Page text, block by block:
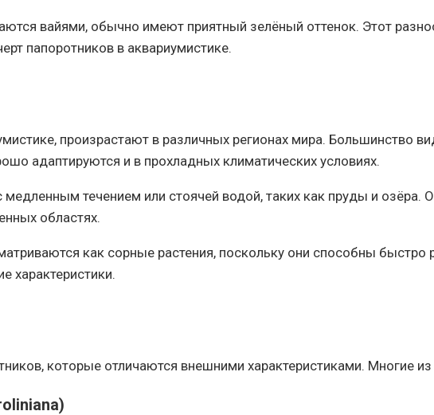
вайями, обычно имеют приятный зелёный оттенок. Этот
папоротников в аквариумистике.
произрастают в различных регионах мира. Большинство
адаптируются и в прохладных климатических условиях.
течением или стоячей водой, таких как пруды и озёра.
областях.
как сорные растения, поскольку они способны
характеристики.
которые отличаются внешними характеристиками. Многие